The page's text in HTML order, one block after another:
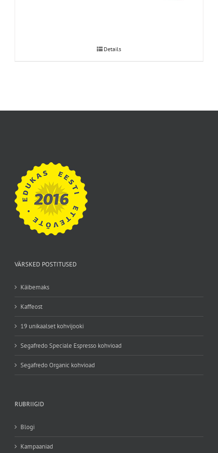
Details
VÄRSKED POSTITUSED
Käibemaks
Kaffeost
19 unikaalset kohvijooki
Segafredo Speciale Espresso kohvioad
Segafredo Organic kohvioad
RUBRIIGID
Blogi
Kampaaniad